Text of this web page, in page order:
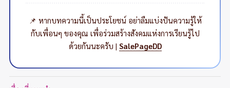
📌 หากบทความนี้เป็นประโยชน์ อย่าลืมแบ่งปันความรู้ให้
กับเพื่อนๆ ของคุณ เพื่อร่วมสร้างสังคมแห่งการเรียนรู้ไป
ด้วยกันนะครับ | SalePageDD